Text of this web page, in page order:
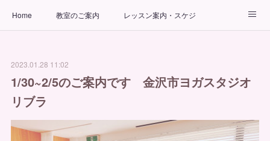
Home 教室のご案内 レッスン案内・スケジュール
出張ヨガ教室 パーソナルヨガレッスン
2023.01.28 11:02
1/30~2/5のご案内です 金沢市ヨガスタジオ
リブラ